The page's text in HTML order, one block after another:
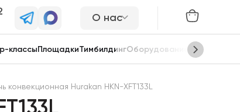
О нас
классы ПлощадкиТимбилдингОборудование Сцены
конвекционная Hurakan HKN-XFT133L